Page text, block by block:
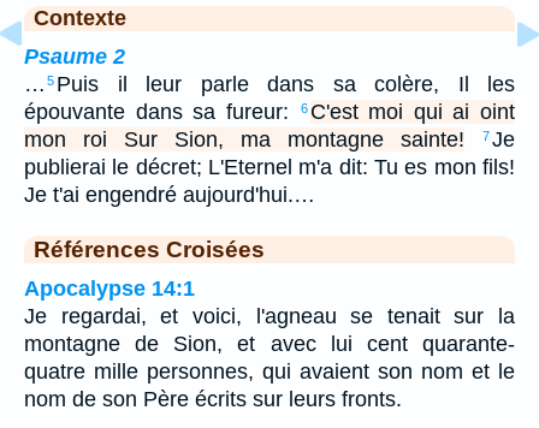
Contexte
Psaume 2
… 5 Puis il leur parle dans sa colère, Il les
épouvante dans sa fureur:
6 C'est moi qui ai oint
mon roi Sur Sion, ma montagne sainte!
7Je
publierai le décret; L'Eternel m'a dit: Tu es mon fils!
Je t'ai engendré aujourd'hui.…
Références Croisées
Apocalypse 14:1
Je regardai, et voici, l'agneau se tenait sur la
montagne de Sion, et avec lui cent quarante-
quatre mille personnes, qui avaient son nom et le
nom de son Père écrits sur leurs fronts.